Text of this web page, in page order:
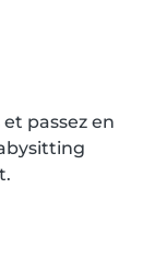
passez en